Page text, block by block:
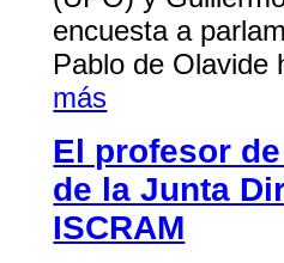
encuesta a
Pablo de
más
El profesor
de la Junta
ISCRAM